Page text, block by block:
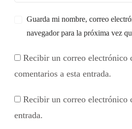
Guarda mi nombre, correo
navegador para la próxima vez
Recibir un correo electrónico
comentarios a esta entrada.
Recibir un correo electrónico
entrada.